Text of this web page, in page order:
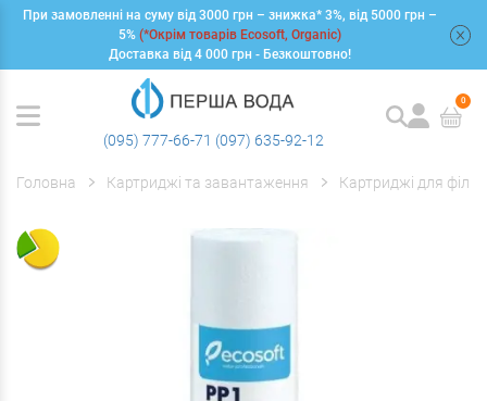
При замовленні на суму від 3000 грн – знижка* 3%, від 5000 грн –
5% (*Окрім товарів Ecosoft, Organic)
Доставка від 4 000 грн - Безкоштовно!
(095) 777-66-71 (097) 635-92-12
0
Головна Картриджі та завантаження Картриджі для